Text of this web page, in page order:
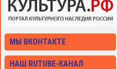
МЫ ВКОНТАКТЕ
НАШ RUTUBE-КАНАЛ